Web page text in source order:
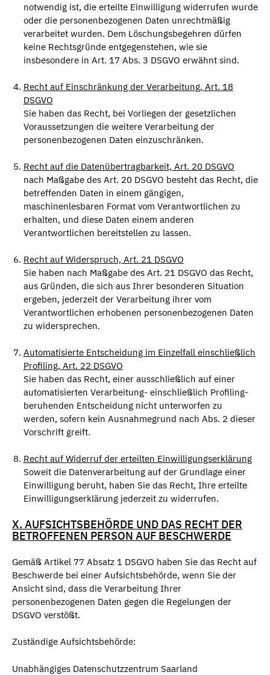
notwendig ist, die erteilte Einwilligung widerrufen wurde
oder die personenbezogenen Daten unrechtmäßig
verarbeitet wurden. Dem Löschungsbegehren dürfen
keine Rechtsgründe entgegenstehen, wie sie
insbesondere in Art. 17 Abs. 3 DSGVO erwähnt sind.
Recht auf Einschränkung der Verarbeitung, Art. 18
DSGVO
Sie haben das Recht, bei Vorliegen der gesetzlichen
Voraussetzungen die weitere Verarbeitung der
personenbezogenen Daten einzuschränken.
Recht auf die Datenübertragbarkeit, Art. 20 DSGVO
nach Maßgabe des Art. 20 DSGVO besteht das Recht, die
betreffenden Daten in einem gängigen,
maschinenlesbaren Format vom Verantwortlichen zu
erhalten, und diese Daten einem anderen
Verantwortlichen bereitstellen zu lassen.
Recht auf Widerspruch, Art. 21 DSGVO
Sie haben nach Maßgabe des Art. 21 DSGVO das Recht,
aus Gründen, die sich aus Ihrer besonderen Situation
ergeben, jederzeit der Verarbeitung ihrer vom
Verantwortlichen erhobenen personenbezogenen Daten
zu widersprechen.
Automatisierte Entscheidung im Einzelfall einschließlich
Profiling, Art. 22 DSGVO
Sie haben das Recht, einer ausschließlich auf einer
automatisierten Verarbeitung- einschließlich Profiling-
beruhenden Entscheidung nicht unterworfen zu
werden, sofern kein Ausnahmegrund nach Abs. 2 dieser
Vorschrift greift.
Recht auf Widerruf der erteilten Einwilligungserklärung
Soweit die Datenverarbeitung auf der Grundlage einer
Einwilligung beruht, haben Sie das Recht, Ihre erteilte
Einwilligungserklärung jederzeit zu widerrufen.
X. AUFSICHTSBEHÖRDE UND DAS RECHT DER
BETROFFENEN PERSON AUF BESCHWERDE
Gemäß Artikel 77 Absatz 1 DSGVO haben Sie das Recht auf
Beschwerde bei einer Aufsichtsbehörde, wenn Sie der
Ansicht sind, dass die Verarbeitung Ihrer
personenbezogenen Daten gegen die Regelungen der
DSGVO verstößt.
Zuständige Aufsichtsbehörde:
Unabhängiges Datenschutzzentrum Saarland